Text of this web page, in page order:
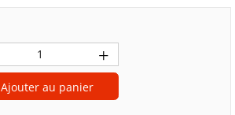
Ajouter au panier